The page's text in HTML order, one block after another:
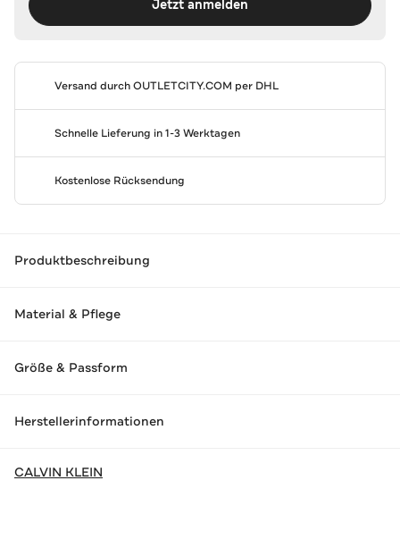
Jetzt anmelden
Versand durchOUTLETCITY.COM per DHL
Schnelle Lieferung in 1-3 Werktagen
Kostenlose Rücksendung
Produktbeschreibung
Material & Pflege
Größe & Passform
Herstellerinformationen
CALVIN KLEIN